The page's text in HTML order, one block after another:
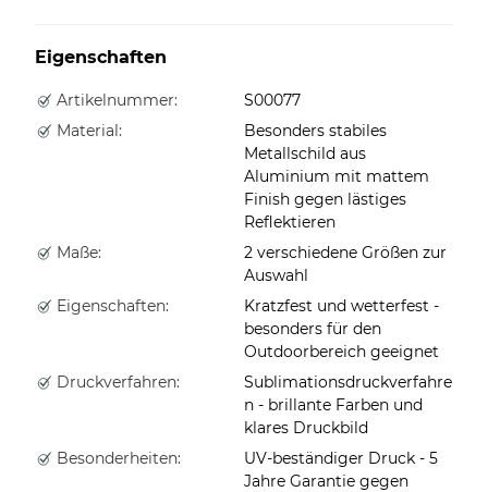
Eigenschaften
Artikelnummer:
S00077
Material:
Besonders stabiles
Metallschild aus
Aluminium mit mattem
Finish gegen lästiges
Reflektieren
Maße:
2 verschiedene Größen zur
Auswahl
Eigenschaften:
Kratzfest und wetterfest -
besonders für den
Outdoorbereich geeignet
Druckverfahren:
Sublimationsdruckverfahre
n - brillante Farben und
klares Druckbild
Besonderheiten:
UV-beständiger Druck - 5
Jahre Garantie gegen